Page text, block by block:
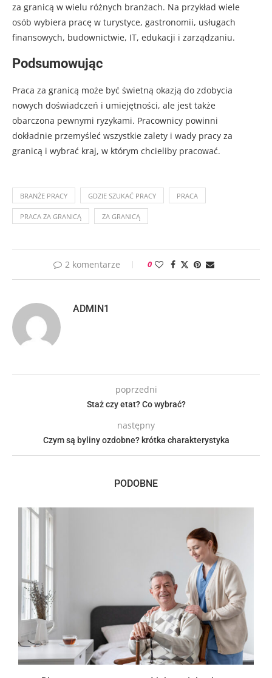
za granicą w wielu różnych branżach. Na przykład wiele
osób wybiera pracę w turystyce, gastronomii, usługach
finansowych, budownictwie, IT, edukacji i zarządzaniu.
Podsumowując
Praca za granicą może być świetną okazją do zdobycia
nowych doświadczeń i umiejętności, ale jest także
obarczona pewnymi ryzykami. Pracownicy powinni
dokładnie przemyśleć wszystkie zalety i wady pracy za
granicą i wybrać kraj, w którym chcieliby pracować.
BRANŻE PRACY GDZIE SZUKAĆ PRACY PRACA
PRACA ZA GRANICĄ ZA GRANICĄ
2 komentarze 0
ADMIN1
poprzedni
Staż czy etat? Co wybrać?
następny
Czym są byliny ozdobne? krótka charakterystyka
PODOBNE